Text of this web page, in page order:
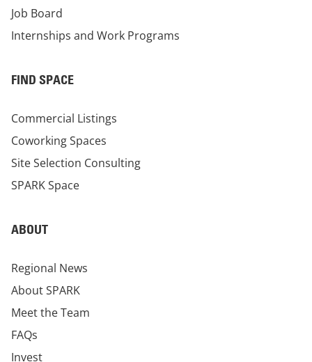
Job Board
Internships and Work Programs
FIND SPACE
Commercial Listings
Coworking Spaces
Site Selection Consulting
SPARK Space
ABOUT
Regional News
About SPARK
Meet the Team
FAQs
Invest